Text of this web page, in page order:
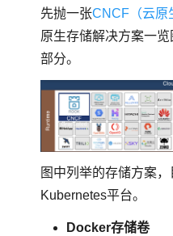
先抛一张CNCF（云原
原生存储解决方案一
部分。
图中列举的存储方案
Kubernetes平台。
Docker存储卷